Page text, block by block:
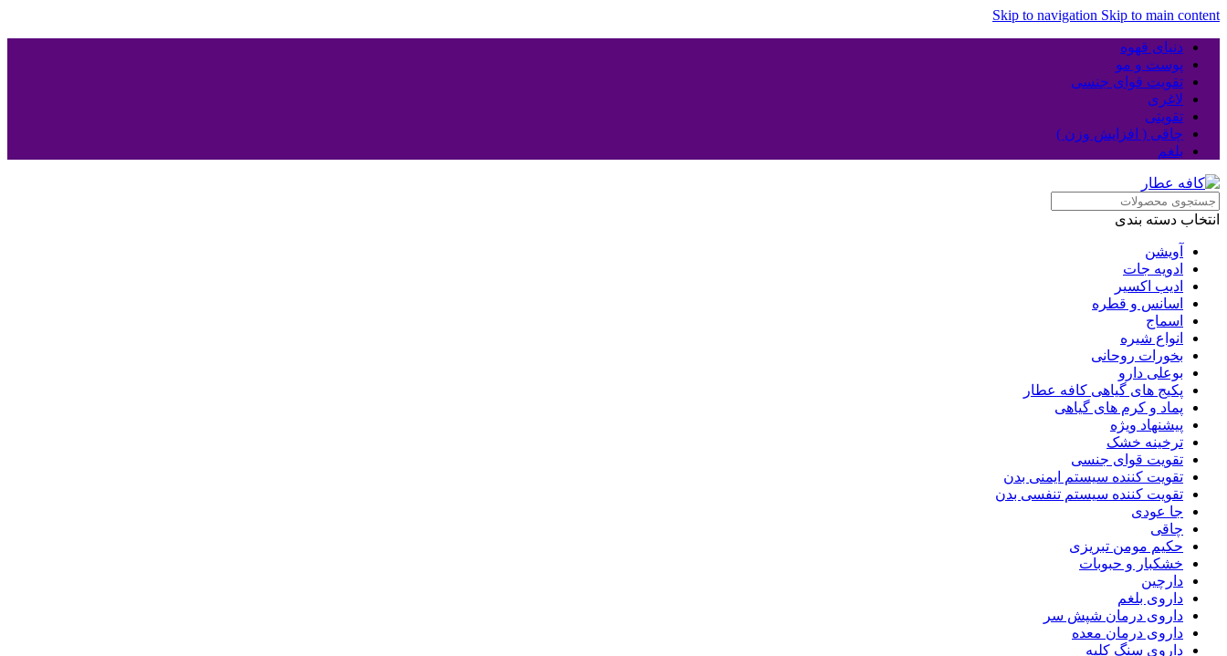
Skip to navigation Skip to main content
دنیای قهوه
پوست و مو
تقویت قوای جنسی
لاغری
تقویتی
چاقی ( افزایش وزن )
بلغم
انتخاب دسته بندی
آویشن
ادویه جات
ادیب اکسیر
اسانس و قطره
اسماج
انواع شیره
بخورات روحانی
بوعلی دارو
پکیج های گیاهی کافه عطار
پماد و کرم های گیاهی
پیشنهاد ویژه
ترخینه خشک
تقویت قوای جنسی
تقویت کننده سیستم ایمنی بدن
تقویت کننده سیستم تنفسی بدن
جا عودی
چاقی
حکیم مومن تبریزی
خشکبار و حبوبات
دارچین
داروی بلغم
داروی درمان شپش سر
داروی درمان معده
داروی سنگ کلیه